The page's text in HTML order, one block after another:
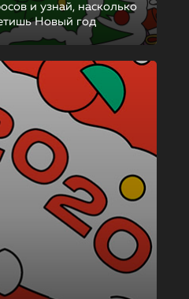
и узнай, насколько
Новый год